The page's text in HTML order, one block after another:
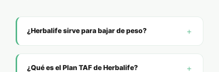
¿Herbalife sirve para bajar de peso?
¿Qué es el Plan TAF de Herbalife?